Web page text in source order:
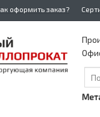
оформить заказ?